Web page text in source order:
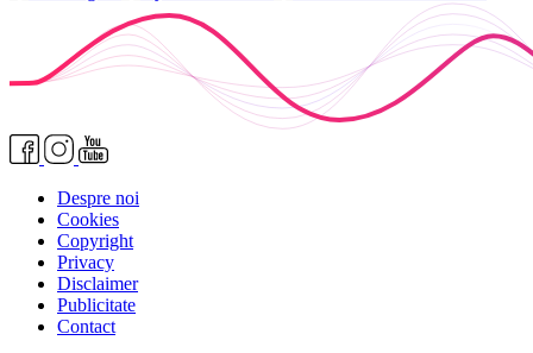
Despre noi
Cookies
Copyright
Privacy
Disclaimer
Publicitate
Contact